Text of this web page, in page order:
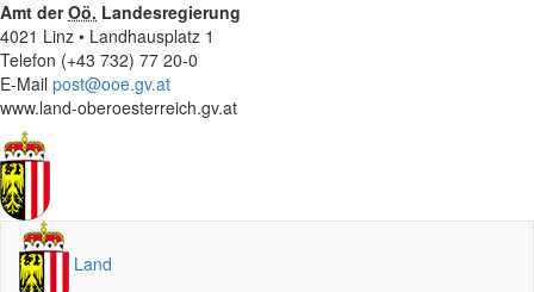
Amt derOö. Landesregierung
4021 Linz • Landhausplatz 1
Telefon (+43 732) 77 20-0
E-Mail post@ooe.gv.at
www.land-oberoesterreich.gv.at
Land